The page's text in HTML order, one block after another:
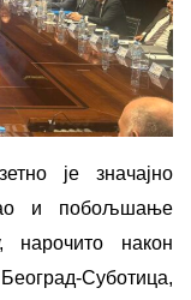
је значајно
и побољшање
нарочито након
Суботица,